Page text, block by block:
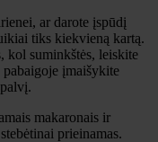
ar darote įspūdį
tiks kiekvieną kartą.
kol suminkštės, leiskite
įmaišykite
makaronais ir
prieinamas.